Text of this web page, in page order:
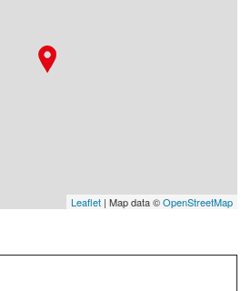
Leaflet | Map data ©OpenStreetMap